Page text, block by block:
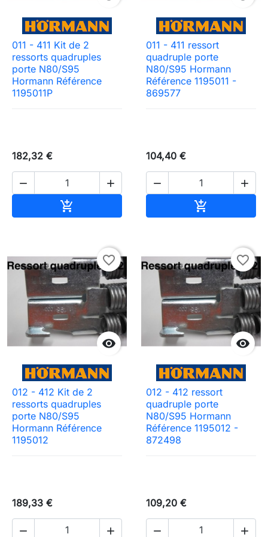
011 - 411 Kit de 2
ressorts quadruples
porte N80/S95
Hormann Référence
1195011P
182,32 €
 

011 - 411 ressort
quadruple porte
N80/S95 Hormann
Référence 1195011 -
869577
104,40 €
 


favorite_border
012 - 412 Kit de 2
ressorts quadruples
porte N80/S95
Hormann Référence
1195012
189,33 €
 

favorite_border
012 - 412 ressort
quadruple porte
N80/S95 Hormann
Référence 1195012 -
872498
109,20 €
 